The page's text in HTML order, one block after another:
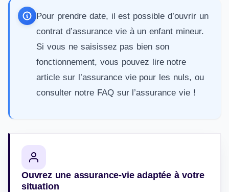
Pour prendre date, il est possible d’ouvrir un
contrat d’assurance vie à un enfant mineur.
Si vous ne saisissez pas bien son
fonctionnement, vous pouvez lire notre
article sur l’assurance vie pour les nuls, ou
consulter notre FAQ sur l’assurance vie !
Ouvrez une assurance-vie adaptée à votre
situation